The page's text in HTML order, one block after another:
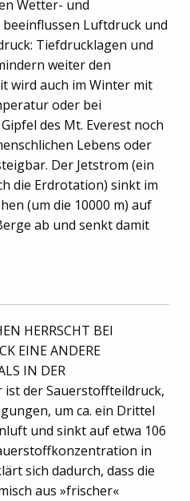
Wetter- und
Luftdruck und
Tiefdrucklagen und
weiter den
wird auch im Winter mit
oder bei
des Mt. Everest noch
Lebens oder
Der Jetstrom (ein
die Erdrotation) sinkt im
(um die 10000 m) auf
ab und senkt damit
HERRSCHT BEI
EINE ANDERE
IN DER
ist der Sauerstoffteildruck,
um ca. ein Drittel
und sinkt auf etwa 106
in
sich dadurch, dass die
aus »frischer«